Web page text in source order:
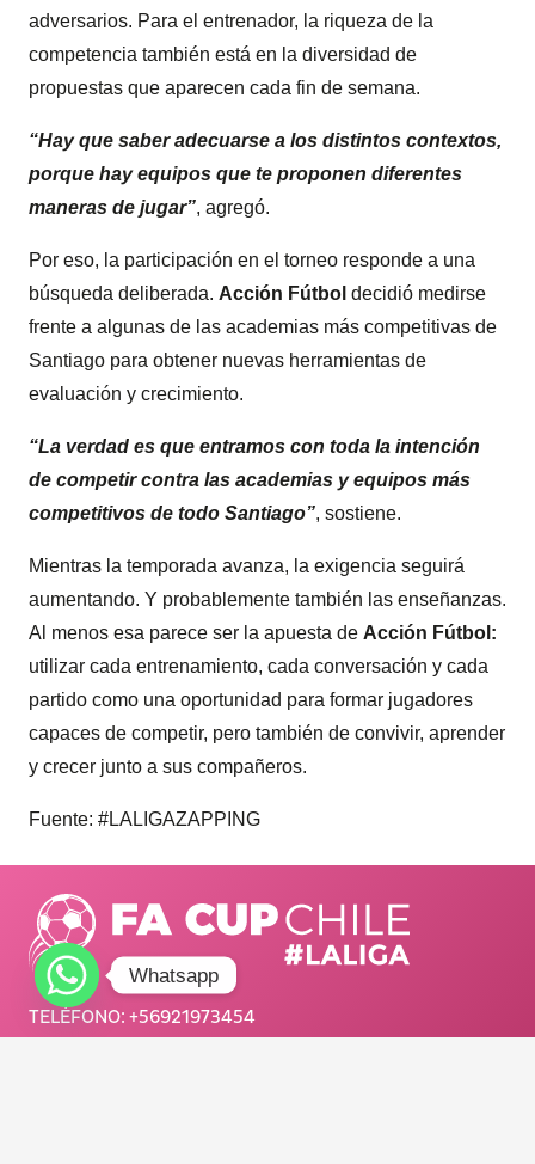
adversarios. Para el entrenador, la riqueza de la
competencia también está en la diversidad de
propuestas que aparecen cada fin de semana.
“Hay que saber adecuarse a los distintos contextos,
porque hay equipos que te proponen diferentes
maneras de jugar”, agregó.
Por eso, la participación en el torneo responde a una
búsqueda deliberada. Acción Fútbol decidió medirse
frente a algunas de las academias más competitivas de
Santiago para obtener nuevas herramientas de
evaluación y crecimiento.
“La verdad es que entramos con toda la intención
de competir contra las academias y equipos más
competitivos de todo Santiago”, sostiene.
Mientras la temporada avanza, la exigencia seguirá
aumentando. Y probablemente también las enseñanzas.
Al menos esa parece ser la apuesta de Acción Fútbol:
utilizar cada entrenamiento, cada conversación y cada
partido como una oportunidad para formar jugadores
capaces de competir, pero también de convivir, aprender
y crecer junto a sus compañeros.
Fuente: #LALIGAZAPPING
TELÉFONO: +56921973454
Whatsapp